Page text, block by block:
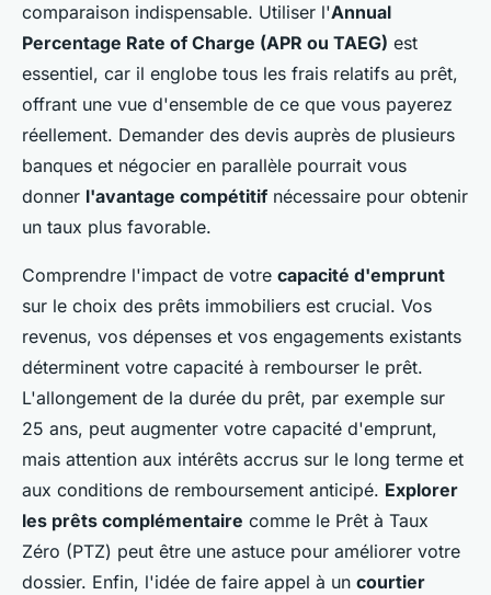
comparaison indispensable. Utiliser l'Annual
Percentage Rate of Charge (APR ou TAEG) est
essentiel, car il englobe tous les frais relatifs au prêt,
offrant une vue d'ensemble de ce que vous payerez
réellement. Demander des devis auprès de plusieurs
banques et négocier en parallèle pourrait vous
donner l'avantage compétitif nécessaire pour obtenir
un taux plus favorable.
Comprendre l'impact de votre capacité d'emprunt
sur le choix des prêts immobiliers est crucial. Vos
revenus, vos dépenses et vos engagements existants
déterminent votre capacité à rembourser le prêt.
L'allongement de la durée du prêt, par exemple sur
25 ans, peut augmenter votre capacité d'emprunt,
mais attention aux intérêts accrus sur le long terme et
aux conditions de remboursement anticipé. Explorer
les prêts complémentaire comme le Prêt à Taux
Zéro (PTZ) peut être une astuce pour améliorer votre
dossier. Enfin, l'idée de faire appel à un courtier